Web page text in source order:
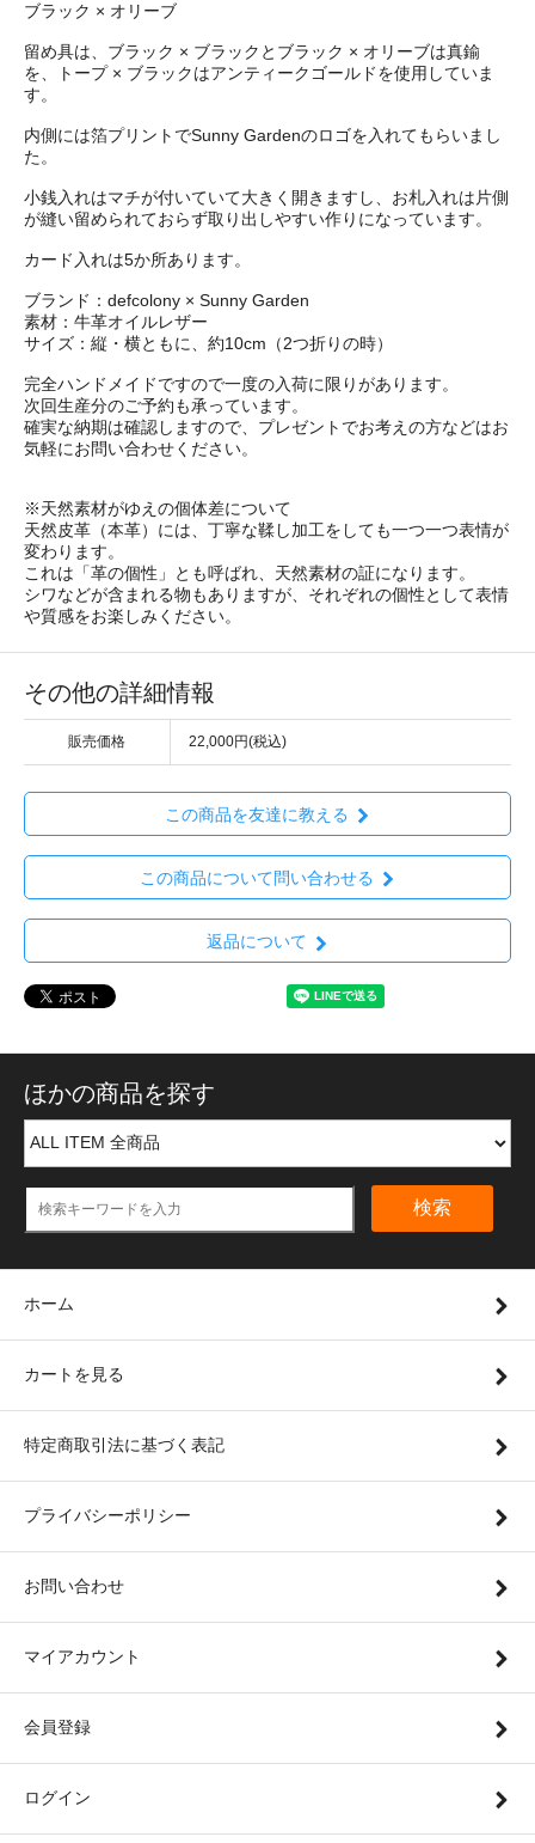
ブラック × オリーブ
留め具は、ブラック × ブラックとブラック × オリーブは真鍮
を、トープ × ブラックはアンティークゴールドを使用していま
す。
内側には箔プリントでSunny Gardenのロゴを入れてもらいまし
た。
小銭入れはマチが付いていて大きく開きますし、お札入れは片側
が縫い留められておらず取り出しやすい作りになっています。
カード入れは5か所あります。
ブランド：defcolony × Sunny Garden
素材：牛革オイルレザー
サイズ：縦・横ともに、約10cm（2つ折りの時）
完全ハンドメイドですので一度の入荷に限りがあります。
次回生産分のご予約も承っています。
確実な納期は確認しますので、プレゼントでお考えの方などはお
気軽にお問い合わせください。
※天然素材がゆえの個体差について
天然皮革（本革）には、丁寧な鞣し加工をしても一つ一つ表情が
変わります。
これは「革の個性」とも呼ばれ、天然素材の証になります。
シワなどが含まれる物もありますが、それぞれの個性として表情
や質感をお楽しみください。
その他の詳細情報
販売価格 22,000円(税込)
この商品を友達に教える
この商品について問い合わせる
返品について
ほかの商品を探す
検索
ホーム
カートを見る
特定商取引法に基づく表記
プライバシーポリシー
お問い合わせ
マイアカウント
会員登録
ログイン